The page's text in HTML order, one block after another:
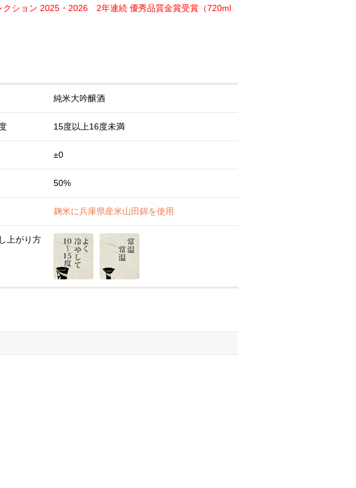
クション 2025・2026 2年連続 優秀品質金賞受賞（720ml
純米大吟醸酒
15度以上16度未満
±0
50%
麹米に兵庫県産米山田錦を使用
上がり方